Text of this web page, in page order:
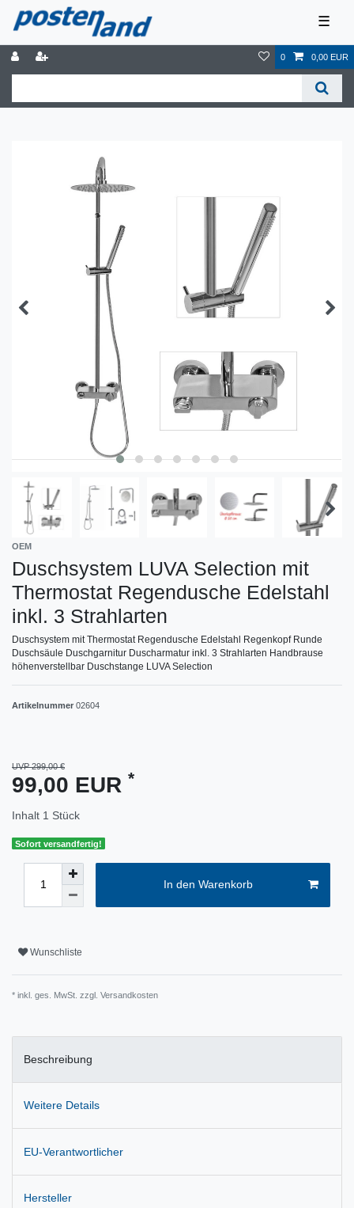
☰
0 0,00 EUR
OEM
Duschsystem LUVA Selection mit
Thermostat Regendusche Edelstahl
inkl. 3 Strahlarten
Duschsystem mit Thermostat Regendusche Edelstahl Regenkopf Runde
Duschsäule Duschgarnitur Duscharmatur inkl. 3 Strahlarten Handbrause
höhenverstellbar Duschstange LUVA Selection
Artikelnummer 02604
UVP 299,00 €
99,00 EUR *
Inhalt 1 Stück
Sofort versandfertig!
In den Warenkorb
Wunschliste
* inkl. ges. MwSt. zzgl. Versandkosten
Beschreibung
Weitere Details
EU-Verantwortlicher
Hersteller